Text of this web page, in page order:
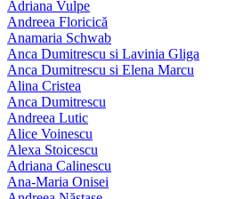
Adriana Vulpe
Andreea Floricică
Anamaria Schwab
Anca Dumitrescu si Lavinia Gliga
Anca Dumitrescu si Elena Marcu
Alina Cristea
Anca Dumitrescu
Andreea Lutic
Alice Voinescu
Alexa Stoicescu
Adriana Calinescu
Ana-Maria Onisei